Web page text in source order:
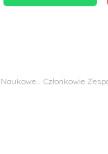
Dwa granty dla Koła Naukowego Chemii i Technologii Leków w konkursie FutureLab PK